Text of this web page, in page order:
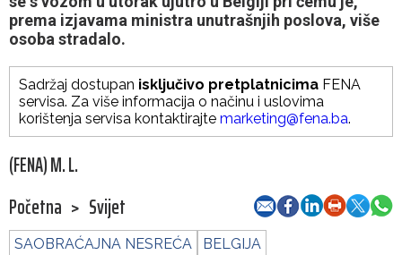
prema izjavama ministra unutrašnjih poslova, više
osoba stradalo.
Sadržaj dostupan isključivo pretplatnicima FENA
servisa. Za više informacija o načinu i uslovima
korištenja servisa kontaktirajte marketing@fena.ba.
(FENA) M. L.
Početna > Svijet
SAOBRAĆAJNA NESREĆA BELGIJA